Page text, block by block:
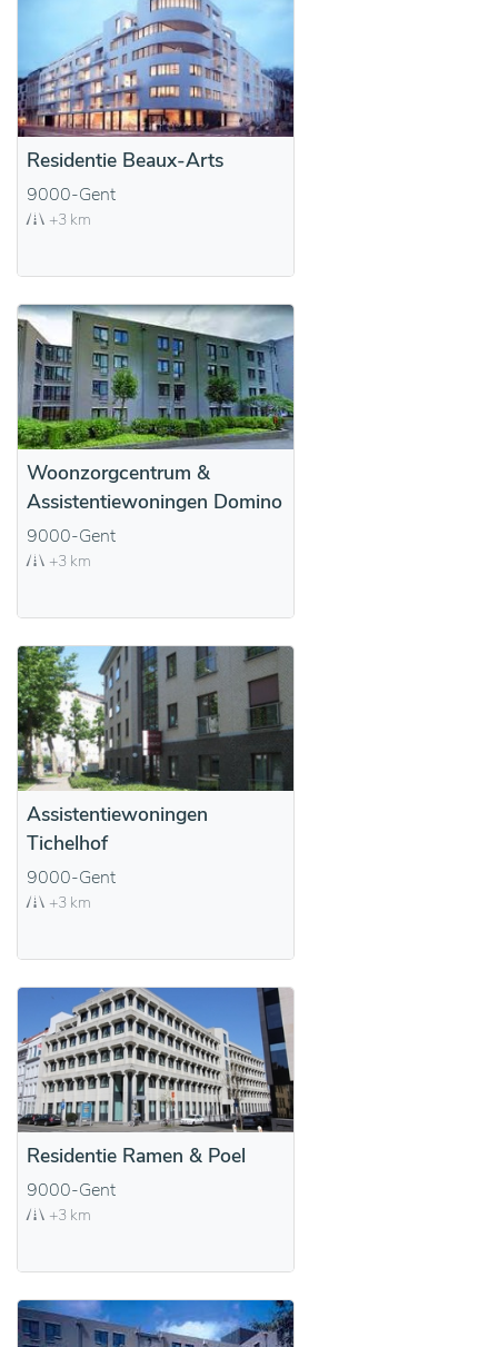
Residentie Beaux-Arts
9000-Gent
+3 km
Woonzorgcentrum &
Assistentiewoningen Domino
9000-Gent
+3 km
Assistentiewoningen
Tichelhof
9000-Gent
+3 km
Residentie Ramen & Poel
9000-Gent
+3 km